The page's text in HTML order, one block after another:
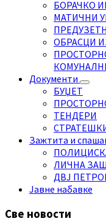
БОРАЧКО
МАТИЧНИ
ОБРАСЦИ
Документи
БУЏЕТ
ТЕНДЕРИ
Зажтита и
ЛИЧНА
ДВЈ
Јавне набавке
Све новости